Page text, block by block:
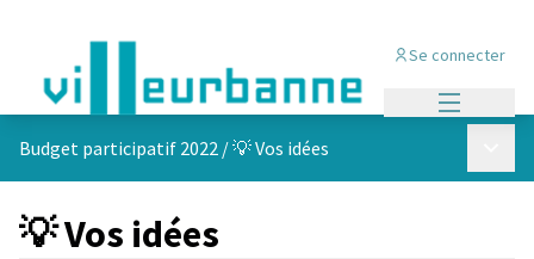
Se connecter
Budget participatif 2022 /💡 Vos idées
💡 Vos idées